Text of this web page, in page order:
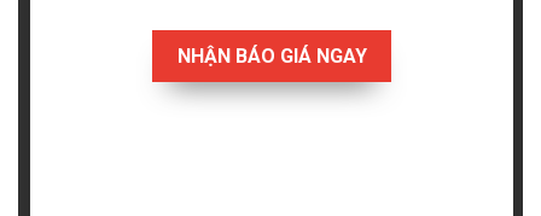
NHẬN BÁO GIÁ NGAY